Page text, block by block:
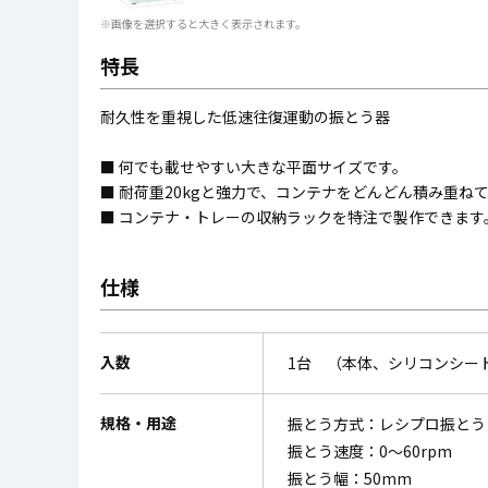
※画像を選択すると大きく表示されます。
特長
耐久性を重視した低速往復運動の振とう器
■ 何でも載せやすい大きな平面サイズです。
■ 耐荷重20kgと強力で、コンテナをどんどん積み重ねて
■ コンテナ・トレーの収納ラックを特注で製作できます。
仕様
入数 1台 （本体、シリコンシート
規格・用途
振とう方式：レシプロ振とう
振とう速度：0～60rpm
振とう幅：50mm